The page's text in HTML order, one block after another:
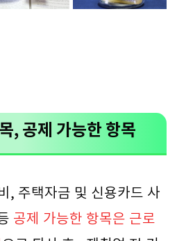
, 공제 가능한 항목
, 주택자금 및 신용카드 사
공제 가능한 항목은 근로